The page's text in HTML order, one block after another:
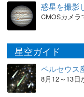
惑星を撮影
CMOSカメラ
星空ガイド
ペルセウス
8月12～13日